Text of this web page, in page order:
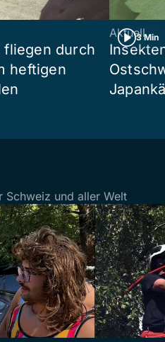
fliegen durch
heftigen
3 Min
Aktuell
Schweiz und aller Welt